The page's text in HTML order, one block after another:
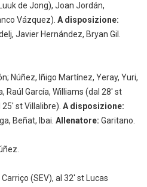
de Jong), Joan Jordán,
Vázquez). A disposizione:
Javier Hernández, Bryan Gil.
Núñez, Iñigo Martínez, Yeray, Yuri,
Raúl García, Williams (dal 28' st
25' st Villalibre). A disposizione:
Beñat, Ibai. Allenatore: Garitano.
(SEV), al 32' st Lucas